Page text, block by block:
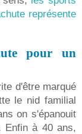
représente
pour un
d'être marqué
le nid familial
on s'épanouit
Enfin à 40 ans,